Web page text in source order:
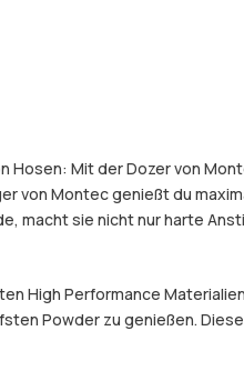
Hosen: Mit der Dozer von
von Montec genießt du
macht sie nicht nur harte
High Performance
Powder zu genießen.